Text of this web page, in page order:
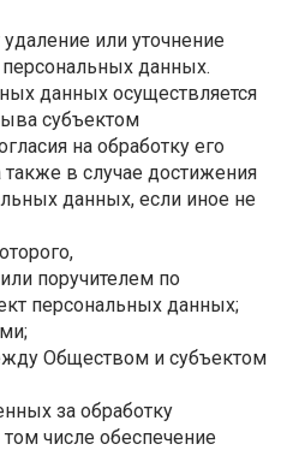
или уточнение
данных.
данных осуществляется
субъектом
на обработку его
в случае достижения
данных, если иное не
поручителем по
персональных данных;
Обществом и субъектом
за обработку
числе обеспечение